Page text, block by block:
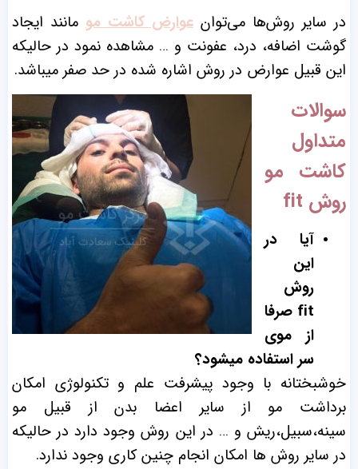
در سایر روش‌ها می‌توان عوارض کاشت مو مانند ایجاد
گوشت اضافه، درد، عفونت و … مشاهده نمود در حالیکه
این قبیل عوارض در روش اشاره شده در حد صفر میباشد.
سوالات
متداول
کاشت مو
روش fit
آیا در
این
روش
fit صرفا
از موی
سر استفاده میشود؟
خوشبختانه با وجود پیشرفت علم و تکنولوژی امکان
برداشت مو از سایر اعضا بدن از قبیل مو
سینه،سبیل،ریش و … در این روش وجود دارد در حالیکه
در سایر روش ها امکان انجام چنین کاری وجود ندارد.